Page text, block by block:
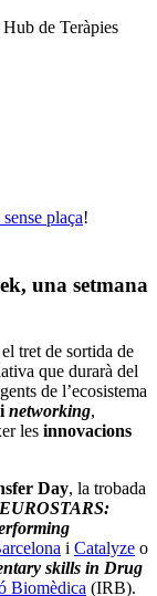
de Teràpies
plaça!
una setmana
tret de sortida de
que durarà del
de l’ecosistema
networking,
les innovacions
Day, la trobada
EUROSTARS:
i Catalyze o
skills in Drug
Biomèdica (IRB).